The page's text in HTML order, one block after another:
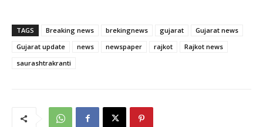
TAGS Breaking news brekingnews gujarat
Gujarat news
Gujarat update
news newspaper rajkot
Rajkot news
saurashtrakranti